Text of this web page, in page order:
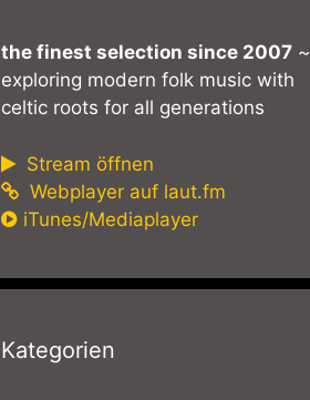
the finest selection since 2007~
exploring modern folk music with
celtic roots for all generations
Stream öffnen
Webplayer auf laut.fm
iTunes/Mediaplayer
Kategorien